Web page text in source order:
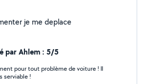
je me deplace
par Ahlem : 5/5
pour tout problème de voiture ! Il
serviable !